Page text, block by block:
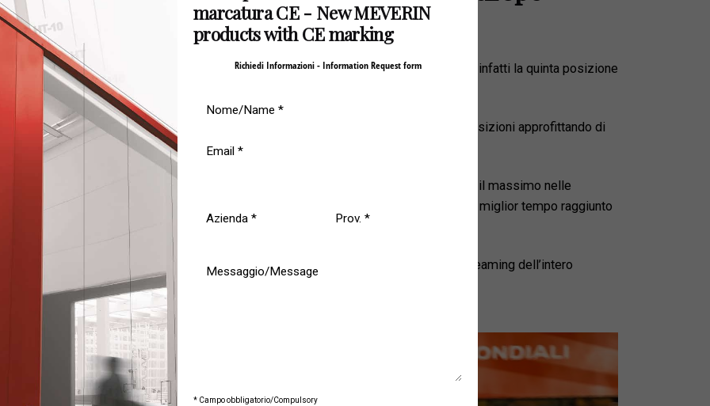
impegnato Max Mugelli nelle Finali Mondiali Ferrari: il pilota di Ronta conquista infatti la quinta posizione
striscia positiva di risultati iniziata al Mugello.
Mugelli, che, partito con il nono tempo conquistato in qualifica, riesce a scalare posizioni approfittando di
il momento più opportuno.
che le vetture scese in posta sono in totale trentatré. Max sa ora che dovrà dare il massimo nelle
perché la griglia di partenza delle Finali Mondiali di domenica è determinata dal miglior tempo raggiunto
e le Finali Mondiali domenica 30 ottobre alle 11.20. Diretta su Sky Sport e live streaming dell’intero
marcatura CE - New MEVERIN
products with CE marking
Richiedi Informazioni - Information Request form
* Campo obbligatorio/Compulsory